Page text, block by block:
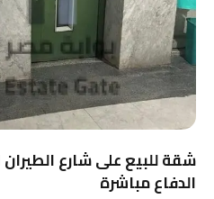
شقة للبيع على شارع الطيران
الدفاع مباشرة